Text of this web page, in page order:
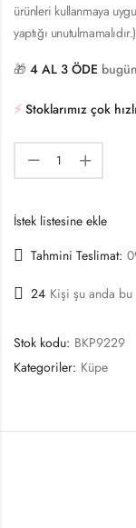
ürünleri kullanmaya
yaptığı
🎁 4 AL 3 ÖDE
⚡️ Stoklarımız çok
İstek listesine ekle
Tahmini Teslimat:
24 Kişi şu anda
Stok kodu: BKP9229
Kategoriler: Küpe